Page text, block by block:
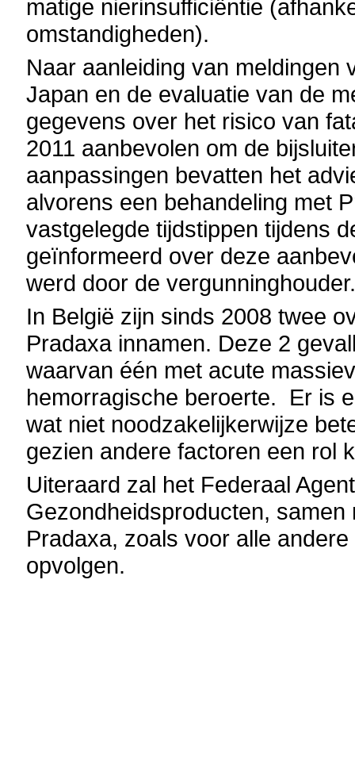
matige nierinsufficiëntie
omstandigheden).
Naar aanleiding van meldingen
Japan en de evaluatie van de
gegevens over het risico van
2011 aanbevolen om de
aanpassingen bevatten het
alvorens een behandeling met
vastgelegde tijdstippen tijdens
geïnformeerd over deze
werd door de
In België zijn sinds 2008 twee
Pradaxa innamen. Deze 2
waarvan één met acute
hemorragische beroerte. Er is
wat niet noodzakelijkerwijze
gezien andere factoren een
Uiteraard zal het Federaal
Gezondheidsproducten,
Pradaxa, zoals voor alle
opvolgen.